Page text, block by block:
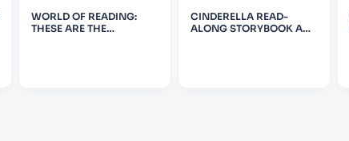
WORLD OF READING:
THESE ARE THE
CINDERELLA READ-
ALONG STORYBOOK AND